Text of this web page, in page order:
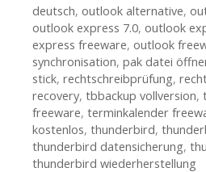
deutsch, outlook alternative,
outlook express 7.0, outlook
express freeware, outlook
synchronisation, pak datei
stick, rechtschreibprüfung,
recovery, tbbackup vollversion,
freeware, terminkalender
kostenlos, thunderbird,
thunderbird datensicherung,
thunderbird wiederherstellung